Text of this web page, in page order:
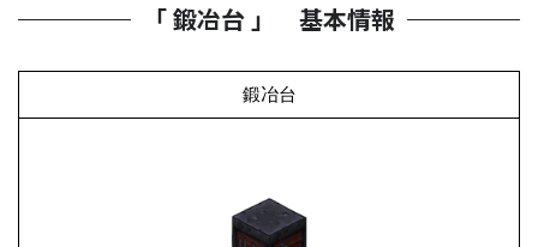
「 鍛冶台 」 基本情報
鍛冶台